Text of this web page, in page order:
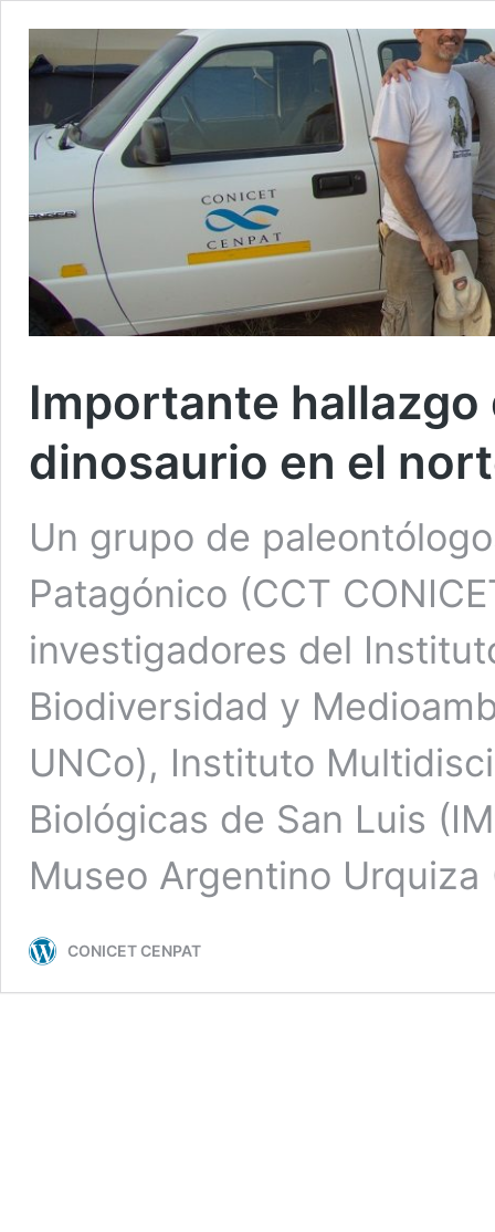
Importante
dinosaurio en el
Un grupo de
Patagónico (CCT
investigadores del
Biodiversidad y
UNCo), Instituto
Biológicas de San Luis
Museo Argentino
CONICET CENPAT